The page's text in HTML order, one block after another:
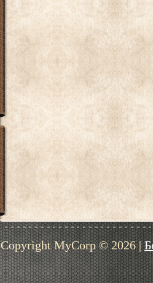
Copyright MyCorp © 2026|